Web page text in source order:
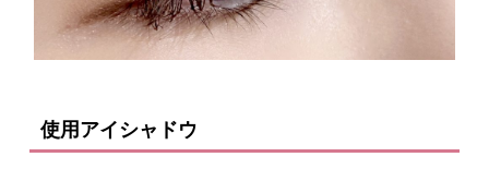
使用アイシャドウ